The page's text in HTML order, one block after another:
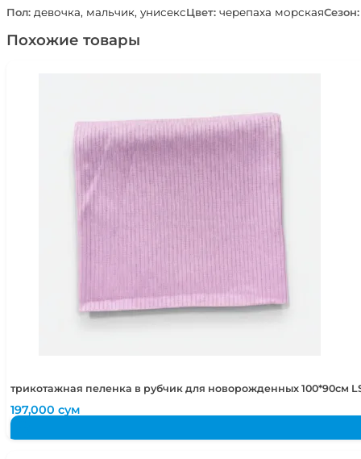
Пол: девочка, мальчик, унисексЦвет: черепаха морская
Похожие товары
трикотажная пеленка в рубчик для новорожденных 100*90см
197,000сум